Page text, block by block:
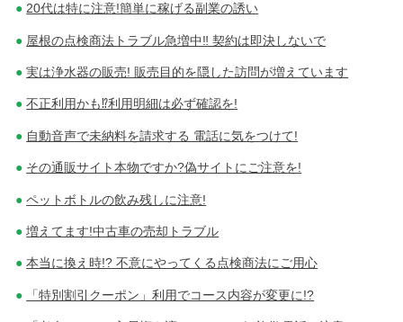
20代は特に注意!簡単に稼げる副業の誘い
屋根の点検商法トラブル急増中‼ 契約は即決しないで
実は浄水器の販売! 販売目的を隠した訪問が増えています
不正利用かも⁉利用明細は必ず確認を!
自動音声で未納料を請求する 電話に気をつけて!
その通販サイト本物ですか?偽サイトにご注意を!
ペットボトルの飲み残しに注意!
増えてます!中古車の売却トラブル
本当に換え時!? 不意にやってくる点検商法にご用心
「特別割引クーポン」利用でコース内容が変更に!?